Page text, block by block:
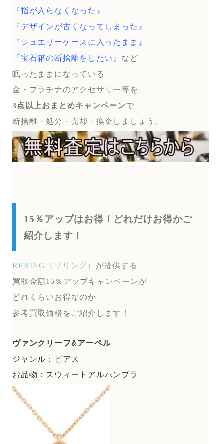
『指が入らなくなった』
『デザインが古くなってしまった』
『ジュエリーケースに入ったまま』
『宝石箱の断捨離をしたい』 など
眠ったままになっている
金・プラチナのアクセサリー等を
3点以上おまとめキャンペーンで
断捨離・処分・売却・換金しましょう。
15％アップはお得！どれだけお得かご
紹介します！
RERING（リリング） が提供する
買取金額15％アップキャンペーンが
どれくらいお得なのか
参考買取価格をご紹介します！
ヴァンクリーフ&アーペル
ジャンル：ピアス
お品物：スウィートアルハンブラ